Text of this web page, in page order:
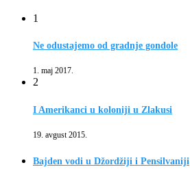
1
Ne odustajemo od gradnje gondole
1. maj 2017.
2
I Amerikanci u koloniji u Zlakusi
19. avgust 2015.
Bajden vodi u Džordžiji i Pensilvaniji